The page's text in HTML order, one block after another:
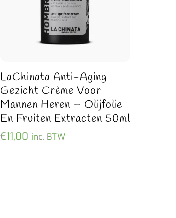
LaChinata Anti-Aging
Gezicht Crème Voor
Mannen Heren – Olijfolie
En Fruiten Extracten 50ml
€11,00 inc. BTW